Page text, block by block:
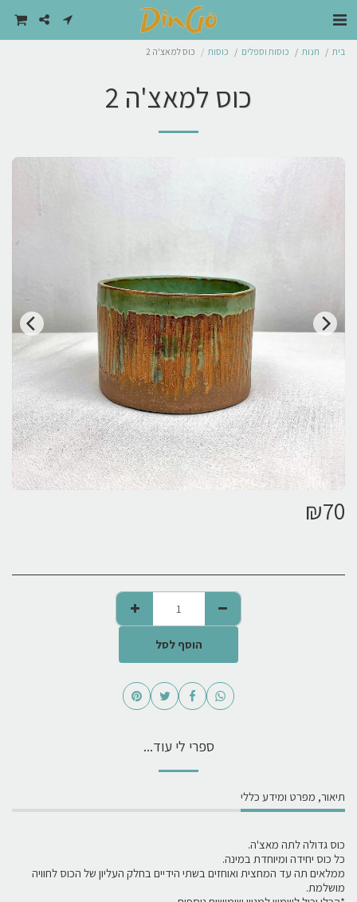
בית חנות כוסות וספלים כוסות כוס למאצ'ה 2
כוס למאצ'ה 2
₪70
הוסף לסל
ספרי לי עוד...
תיאור, מפרט ומידע כללי
כוס גדולה לתה מאצ'ה.
כל כוס יחידה ומיוחדת במינה.
ממלאים תה עד המחצית ואוחזים בשתי הידיים בחלק העליון של הכוס לחוויה
מושלמת.